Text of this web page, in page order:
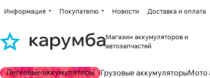
Информация Покупателю Новости Доставка и оплата
Магазин аккумуляторов и
автозапчастей
Легковые аккумуляторы Грузовые аккумуляторыМото